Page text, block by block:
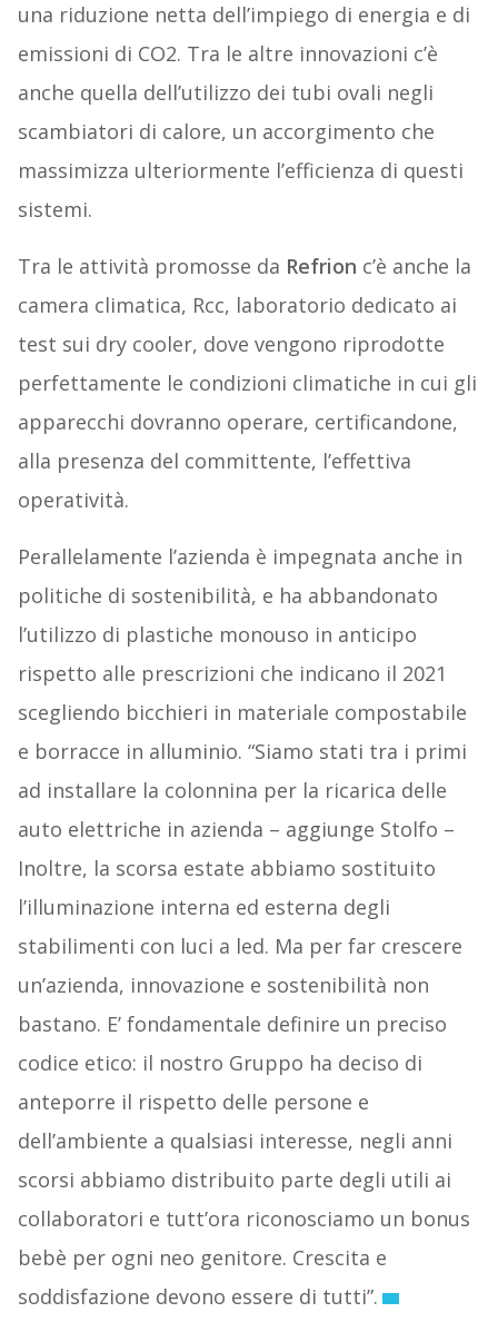
una riduzione netta dell’impiego di energia e di
emissioni di CO2. Tra le altre innovazioni c’è
anche quella dell’utilizzo dei tubi ovali negli
scambiatori di calore, un accorgimento che
massimizza ulteriormente l’efficienza di questi
sistemi.
Tra le attività promosse da Refrion c’è anche la
camera climatica, Rcc, laboratorio dedicato ai
test sui dry cooler, dove vengono riprodotte
perfettamente le condizioni climatiche in cui gli
apparecchi dovranno operare, certificandone,
alla presenza del committente, l’effettiva
operatività.
Perallelamente l’azienda è impegnata anche in
politiche di sostenibilità, e ha abbandonato
l’utilizzo di plastiche monouso in anticipo
rispetto alle prescrizioni che indicano il 2021
scegliendo bicchieri in materiale compostabile
e borracce in alluminio. “Siamo stati tra i primi
ad installare la colonnina per la ricarica delle
auto elettriche in azienda – aggiunge Stolfo –
Inoltre, la scorsa estate abbiamo sostituito
l’illuminazione interna ed esterna degli
stabilimenti con luci a led. Ma per far crescere
un’azienda, innovazione e sostenibilità non
bastano. E’ fondamentale definire un preciso
codice etico: il nostro Gruppo ha deciso di
anteporre il rispetto delle persone e
dell’ambiente a qualsiasi interesse, negli anni
scorsi abbiamo distribuito parte degli utili ai
collaboratori e tutt’ora riconosciamo un bonus
bebè per ogni neo genitore. Crescita e
soddisfazione devono essere di tutti”.